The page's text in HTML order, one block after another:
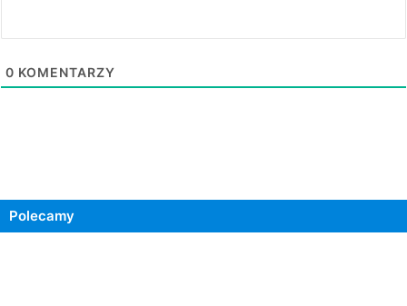
0 KOMENTARZY
Polecamy